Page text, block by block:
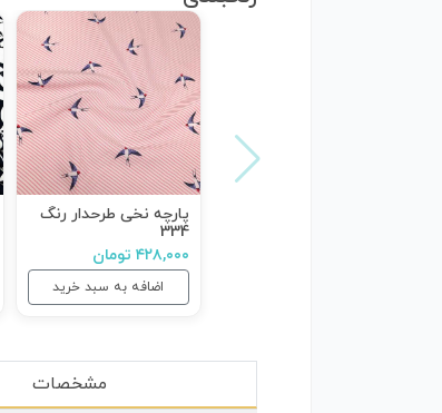
پارچه نخی طرحدار رنگ
334
۴۲۸,۰۰۰ تومان
اضافه به سبد خرید
مشخصات